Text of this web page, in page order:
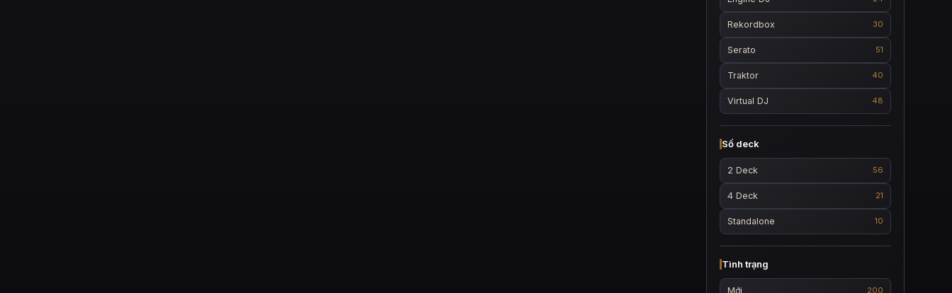
Rekordbox 30
Serato 51
Traktor 40
Virtual DJ 48
Số deck
2 Deck 56
4 Deck 21
Standalone 10
Tình trạng
Mới 200